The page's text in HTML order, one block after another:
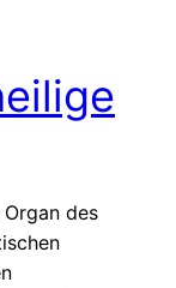
des